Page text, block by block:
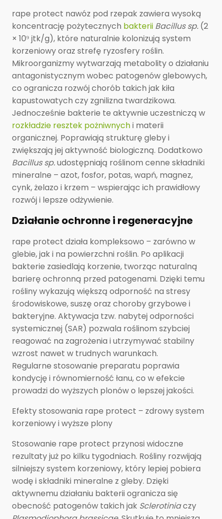
rape protect nawóz pod rzepak zawiera wysoką
koncentrację pożytecznych bakterii Bacillus sp. (2
× 10⁹ jtk/g), które naturalnie kolonizują system
korzeniowy oraz strefę ryzosfery roślin.
Mikroorganizmy wytwarzają metabolity o działaniu
antagonistycznym wobec patogenów glebowych,
co ogranicza rozwój chorób takich jak kiła
kapustowatych czy zgnilizna twardzikowa.
Jednocześnie bakterie te aktywnie uczestniczą w
rozkładzie resztek pożniwnychi materii
organicznej. Poprawiają strukturę gleby i
zwiększają jej aktywność biologiczną. Dodatkowo
Bacillus sp.udostępniają roślinom cenne składniki
mineralne – azot, fosfor, potas, wapń, magnez,
cynk, żelazo i krzem – wspierając ich prawidłowy
rozwój i lepsze odżywienie.
Działanie ochronne i regeneracyjne
rape protect działa kompleksowo – zarówno w
glebie, jak i na powierzchni roślin. Po aplikacji
bakterie zasiedlają korzenie, tworząc naturalną
barierę ochronną przed patogenami. Dzięki temu
rośliny wykazują większą odporność na stresy
środowiskowe, suszę oraz choroby grzybowe i
bakteryjne. Aktywacja tzw. nabytej odporności
systemicznej (SAR) pozwala roślinom szybciej
reagować na zagrożenia i utrzymywać stabilny
wzrost nawet w trudnych warunkach.
Regularne stosowanie preparatu poprawia
kondycję i równomierność łanu, co w efekcie
prowadzi do wyższych plonów o lepszej jakości.
Efekty stosowania rape protect – zdrowy system
korzeniowy i wyższe plony
Stosowanie rape protect przynosi widoczne
rezultaty już po kilku tygodniach. Rośliny rozwijają
silniejszy system korzeniowy, który lepiej pobiera
wodę i składniki mineralne z gleby. Dzięki
aktywnemu działaniu bakterii ogranicza się
obecność patogenów takich jak Sclerotiniaczy